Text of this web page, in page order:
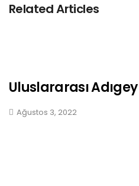
Related Articles
Uluslararası
Ağustos 3, 2022